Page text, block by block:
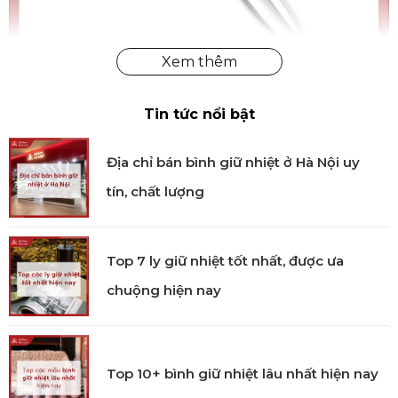
Dao Parmesan ZWILLING Collection
Thiết kế tay cầm
phình ra không gây mỏi cho người dùng. Tay cầm
được thiết kế công thái học vừa vặn, chắc chắn mang
lại cảm giác thoải mái. Với tổng chiều dài 31cm người
dùng dễ dàng kiểm soát lực cắt và thao tác hiệu quả
với các loại phô mai cứng. Bề mặt tay cầm nhẵn bóng
được làm từ thép không gỉ giúp dễ dàng vệ sinh.
Công nghệ sản xuất
Tin tức nổi bật
Địa chỉ bán bình giữ nhiệt ở Hà Nội uy
tín, chất lượng
Top 7 ly giữ nhiệt tốt nhất, được ưa
chuộng hiện nay
Top 10+ bình giữ nhiệt lâu nhất hiện nay